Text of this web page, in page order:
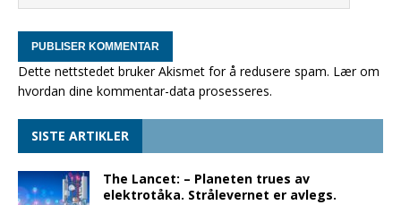
Dette nettstedet bruker Akismet for å redusere spam. Lær om
hvordan dine kommentar-data prosesseres.
SISTE ARTIKLER
The Lancet: – Planeten trues av
elektrotåka. Strålevernet er avlegs.